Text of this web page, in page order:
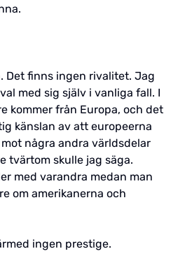
Det finns ingen rivalitet. Jag
med sig själv i vanliga fall. I
kommer från Europa, och det
känslan av att europeerna
några andra världsdelar
tvärtom skulle jag säga.
med varandra medan man
om amerikanerna och
ingen prestige.